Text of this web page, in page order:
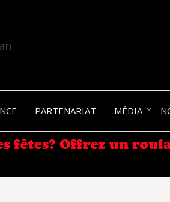
PARTENARIAT MÉDIA